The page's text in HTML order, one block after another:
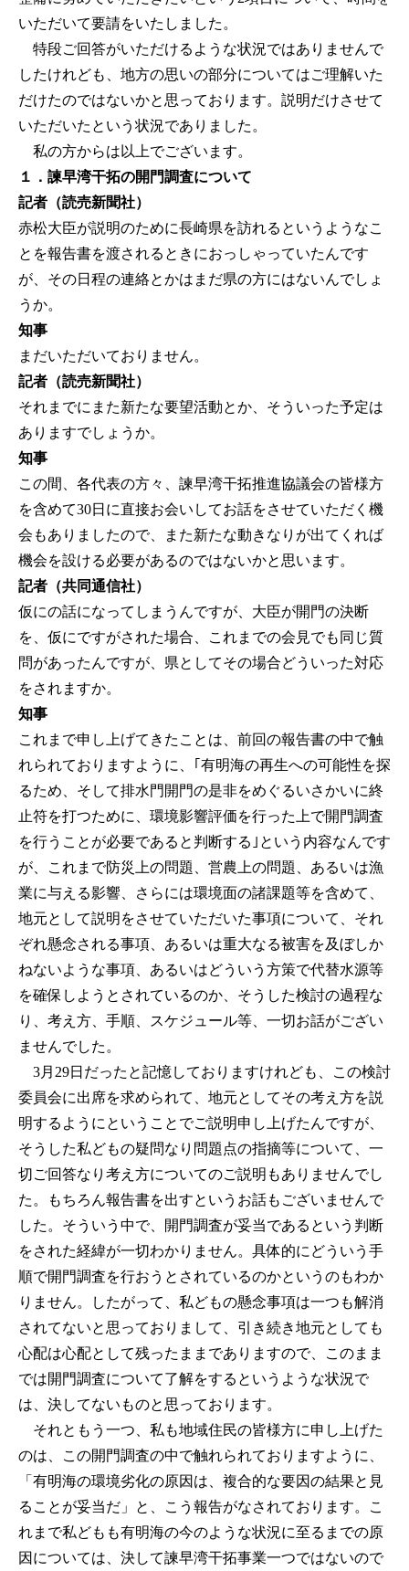
いただいて要請をいたしました。
特段ご回答がいただけるような状況ではありませんで
したけれども、地方の思いの部分についてはご理解いた
だけたのではないかと思っております。説明だけさせて
いただいたという状況でありました。
私の方からは以上でございます。
１．諫早湾干拓の開門調査について
記者（読売新聞社）
赤松大臣が説明のために長崎県を訪れるというようなこ
とを報告書を渡されるときにおっしゃっていたんです
が、その日程の連絡とかはまだ県の方にはないんでしょ
うか。
知事
まだいただいておりません。
記者（読売新聞社）
それまでにまた新たな要望活動とか、そういった予定は
ありますでしょうか。
知事
この間、各代表の方々、諫早湾干拓推進協議会の皆様方
を含めて30日に直接お会いしてお話をさせていただく機
会もありましたので、また新たな動きなりが出てくれば
機会を設ける必要があるのではないかと思います。
記者（共同通信社）
仮にの話になってしまうんですが、大臣が開門の決断
を、仮にですがされた場合、これまでの会見でも同じ質
問があったんですが、県としてその場合どういった対応
をされますか。
知事
これまで申し上げてきたことは、前回の報告書の中で触
れられておりますように、｢有明海の再生への可能性を探
るため、そして排水門開門の是非をめぐるいさかいに終
止符を打つために、環境影響評価を行った上で開門調査
を行うことが必要であると判断する｣という内容なんです
が、これまで防災上の問題、営農上の問題、あるいは漁
業に与える影響、さらには環境面の諸課題等を含めて、
地元として説明をさせていただいた事項について、それ
ぞれ懸念される事項、あるいは重大なる被害を及ぼしか
ねないような事項、あるいはどういう方策で代替水源等
を確保しようとされているのか、そうした検討の過程な
り、考え方、手順、スケジュール等、一切お話がござい
ませんでした。
3月29日だったと記憶しておりますけれども、この検討
委員会に出席を求められて、地元としてその考え方を説
明するようにということでご説明申し上げたんですが、
そうした私どもの疑問なり問題点の指摘等について、一
切ご回答なり考え方についてのご説明もありませんでし
た。もちろん報告書を出すというお話もございませんで
した。そういう中で、開門調査が妥当であるという判断
をされた経緯が一切わかりません。具体的にどういう手
順で開門調査を行おうとされているのかというのもわか
りません。したがって、私どもの懸念事項は一つも解消
されてないと思っておりまして、引き続き地元としても
心配は心配として残ったままでありますので、このまま
では開門調査について了解をするというような状況で
は、決してないものと思っております。
それともう一つ、私も地域住民の皆様方に申し上げた
のは、この開門調査の中で触れられておりますように、
「有明海の環境劣化の原因は、複合的な要因の結果と見
ることが妥当だ」と、こう報告がなされております。こ
れまで私どもも有明海の今のような状況に至るまでの原
因については、決して諫早湾干拓事業一つではないので